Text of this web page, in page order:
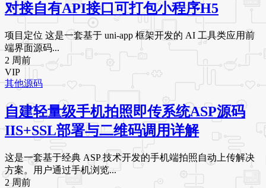
对接自有API接口可打包小程序H5
项目定位 这是一套基于 uni-app 框架开发的 AI 工具类应用前
端界面源码...
2 周前
VIP
其他源码
自建轻量级手机拍照即传系统ASP源码
IIS+SSL部署与二维码调用详解
这是一套基于经典 ASP 技术开发的手机端拍照自动上传解决
方案。用户通过手机浏览...
2 周前